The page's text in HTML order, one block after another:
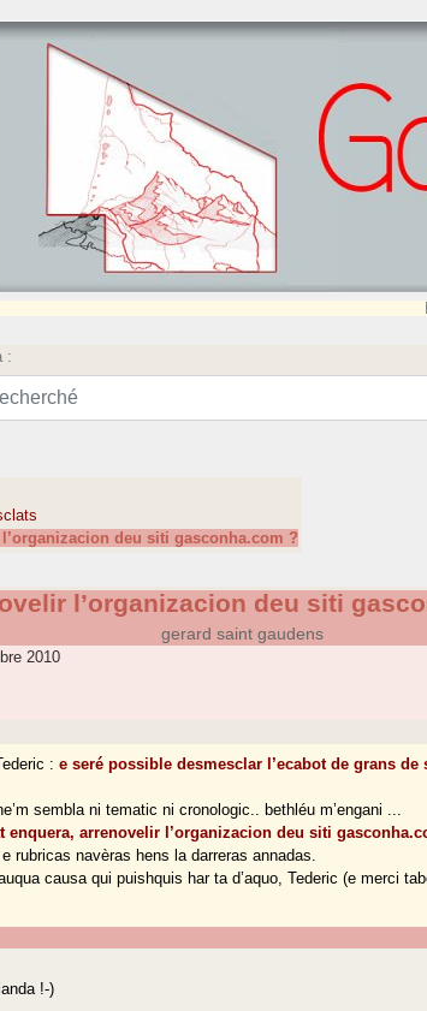
:
deu siti gasconha.com ?
l’organizacion deu siti
gerard saint gaudens
2010
:e seré possible desmesclar l’ecabot de grans
sembla ni tematic ni cronologic.. bethléu m’engani ...
enquera, arrenovelir l’organizacion deu siti
rubricas navèras hens la darreras annadas.
causa qui puishquis har ta d’aquo, Tederic (e merci
!-)